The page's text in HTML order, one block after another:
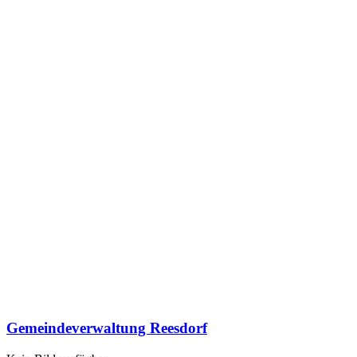
Gemeindeverwaltung Reesdorf